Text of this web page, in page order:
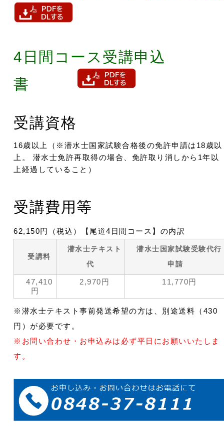
4日間コース受講申込
書
受講資格
16歳以上（※潜水士国家試験合格後の免許申請は18歳以
上。 潜水士免許再取得の場合、免許取り消しから1年以
上経過していること）
受講費用等
62,150円（税込）【尾道4日間コース】の内訳
受講料
潜水士テキスト
代
潜水士国家試験受験代行
申請
47,410
円
2,970円 11,770円
※潜水士テキスト事前発送希望の方は、別途送料（430
円）が必要です。
※お問い合わせ・お申込みは必ず平日にお願いいたしま
す。